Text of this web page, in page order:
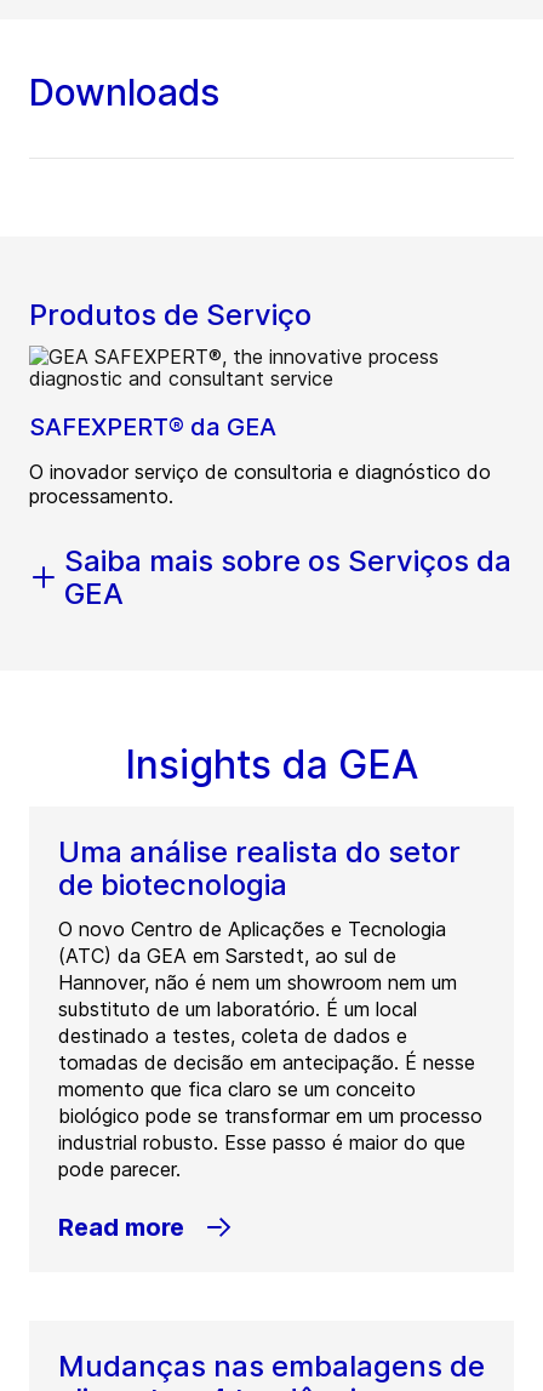
Downloads
Produtos de Serviço
SAFEXPERT® da GEA
O inovador serviço de consultoria e diagnóstico do
processamento.
Saiba mais sobre os Serviços da
GEA
Insights da GEA
Uma análise realista do setor
de biotecnologia
O novo Centro de Aplicações e Tecnologia
(ATC) da GEA em Sarstedt, ao sul de
Hannover, não é nem um showroom nem um
substituto de um laboratório. É um local
destinado a testes, coleta de dados e
tomadas de decisão em antecipação. É nesse
momento que fica claro se um conceito
biológico pode se transformar em um processo
industrial robusto. Esse passo é maior do que
pode parecer.
Read more
Mudanças nas embalagens de